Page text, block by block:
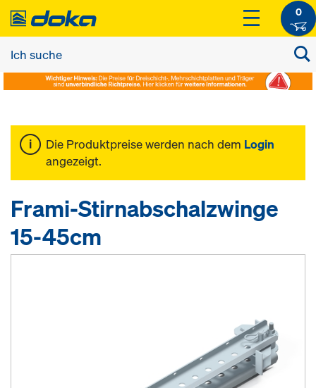
0
Die Produktpreise werden nach dem Login
angezeigt.
Frami-Stirnabschalzwinge
15-45cm